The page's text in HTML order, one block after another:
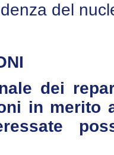
del
dei
in merito